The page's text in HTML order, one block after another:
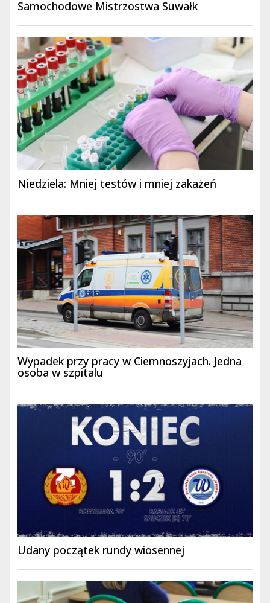
Samochodowe Mistrzostwa Suwałk
Niedziela: Mniej testów i mniej zakażeń
Wypadek przy pracy w Ciemnoszyjach. Jedna
osoba w szpitalu
Udany początek rundy wiosennej